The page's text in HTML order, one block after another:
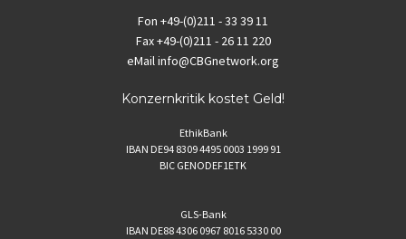
Fon +49-(0)211 - 33 39 11
Fax+49-(0)211 - 26 11 220
eMailinfo@CBGnetwork.org
Konzernkritik kostet Geld!
EthikBank
IBAN DE94 8309 4495 0003 1999 91
BIC GENODEF1ETK
GLS-Bank
IBAN DE88 4306 0967 8016 5330 00